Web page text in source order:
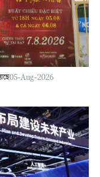
05-Aug-2026